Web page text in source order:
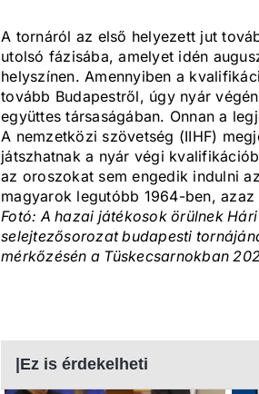
A tornáról az első helyezett jut
utolsó fázisába, amelyet idén
helyszínen. Amennyiben a
tovább Budapestről, úgy nyár
együttes társaságában. Onnan a
A nemzetközi szövetség (IIHF)
játszhatnak a nyár végi
az oroszokat sem engedik indulni
magyarok legutóbb 1964-ben,
Fotó: A hazai játékosok örülnek
selejtezősorozat budapesti
mérkőzésén a Tüskecsarnokban